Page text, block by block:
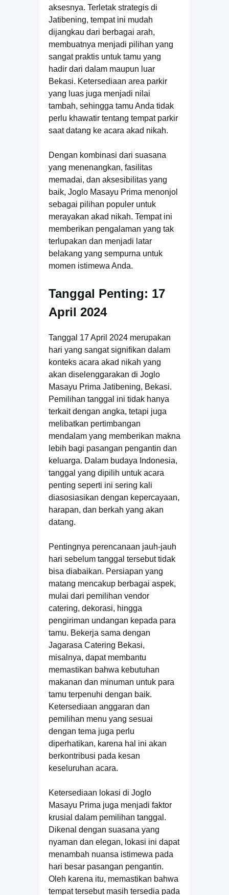
aksesnya. Terletak strategis di
Jatibening, tempat ini mudah
dijangkau dari berbagai arah,
membuatnya menjadi pilihan yang
sangat praktis untuk tamu yang
hadir dari dalam maupun luar
Bekasi. Ketersediaan area parkir
yang luas juga menjadi nilai
tambah, sehingga tamu Anda tidak
perlu khawatir tentang tempat parkir
saat datang ke acara akad nikah.
Dengan kombinasi dari suasana
yang menenangkan, fasilitas
memadai, dan aksesibilitas yang
baik, Joglo Masayu Prima menonjol
sebagai pilihan populer untuk
merayakan akad nikah. Tempat ini
memberikan pengalaman yang tak
terlupakan dan menjadi latar
belakang yang sempurna untuk
momen istimewa Anda.
Tanggal Penting: 17
April 2024
Tanggal 17 April 2024 merupakan
hari yang sangat signifikan dalam
konteks acara akad nikah yang
akan diselenggarakan di Joglo
Masayu Prima Jatibening, Bekasi.
Pemilihan tanggal ini tidak hanya
terkait dengan angka, tetapi juga
melibatkan pertimbangan
mendalam yang memberikan makna
lebih bagi pasangan pengantin dan
keluarga. Dalam budaya Indonesia,
tanggal yang dipilih untuk acara
penting seperti ini sering kali
diasosiasikan dengan kepercayaan,
harapan, dan berkah yang akan
datang.
Pentingnya perencanaan jauh-jauh
hari sebelum tanggal tersebut tidak
bisa diabaikan. Persiapan yang
matang mencakup berbagai aspek,
mulai dari pemilihan vendor
catering, dekorasi, hingga
pengiriman undangan kepada para
tamu. Bekerja sama dengan
Jagarasa Catering Bekasi,
misalnya, dapat membantu
memastikan bahwa kebutuhan
makanan dan minuman untuk para
tamu terpenuhi dengan baik.
Ketersediaan anggaran dan
pemilihan menu yang sesuai
dengan tema juga perlu
diperhatikan, karena hal ini akan
berkontribusi pada kesan
keseluruhan acara.
Ketersediaan lokasi di Joglo
Masayu Prima juga menjadi faktor
krusial dalam pemilihan tanggal.
Dikenal dengan suasana yang
nyaman dan elegan, lokasi ini dapat
menambah nuansa istimewa pada
hari besar pasangan pengantin.
Oleh karena itu, memastikan bahwa
tempat tersebut masih tersedia pada